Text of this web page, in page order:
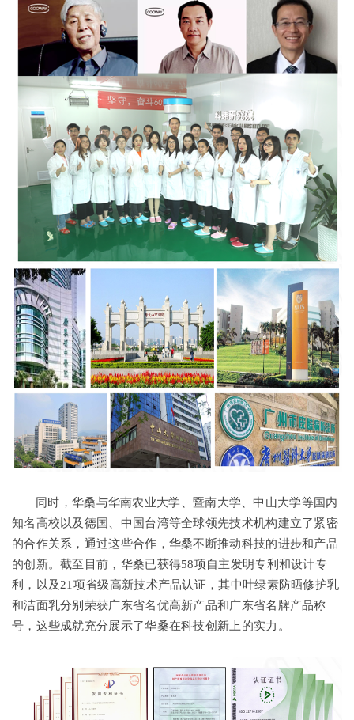
同时，华桑与华南农业大学、暨南大学、中山大学等国内
知名高校以及德国、中国台湾等全球领先技术机构建立了紧密
的合作关系，通过这些合作，华桑不断推动科技的进步和产品
的创新。截至目前，华桑已获得58项自主发明专利和设计专
利，以及21项省级高新技术产品认证，其中叶绿素防晒修护乳
和洁面乳分别荣获广东省名优高新产品和广东省名牌产品称
号，这些成就充分展示了华桑在科技创新上的实力。